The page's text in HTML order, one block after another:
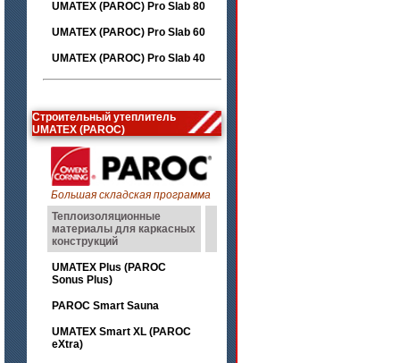
UMATEX (PAROC) Pro Slab 80
UMATEX (PAROC) Pro Slab 60
UMATEX (PAROC) Pro Slab 40
Строительный утеплитель
UMATEX (PAROC)
Большая складская программа
Теплоизоляционные
материалы для каркасных
конструкций
UMATEX Plus (PAROC
Sonus Plus)
PAROC Smart Sauna
UMATEX Smart XL (PAROC
eXtra)